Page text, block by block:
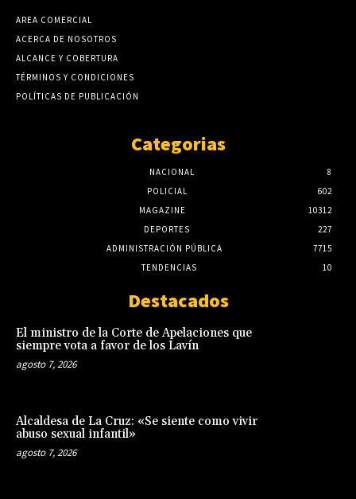
AREA COMERCIAL
ACERCA DE NOSOTROS
ALCANCE Y COBERTURA
TÉRMINOS Y CONDICIONES
POLÍTICAS DE PUBLICACIÓN
Categorias
NACIONAL
8
POLICIAL
602
MAGAZINE
10312
DEPORTES
227
ADMINISTRACIÓN PÚBLICA
7715
TENDENCIAS
10
Destacados
El ministro de la Corte de Apelaciones que
siempre vota a favor de los Lavín
agosto 7, 2026
Alcaldesa de La Cruz: «Se siente como vivir
abuso sexual infantil»
agosto 7, 2026